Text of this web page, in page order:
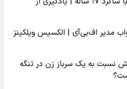
مدیر اف‌بی‌آی | الکسیس ویلکینز
نسبت به یک سرباز زن در تنگه